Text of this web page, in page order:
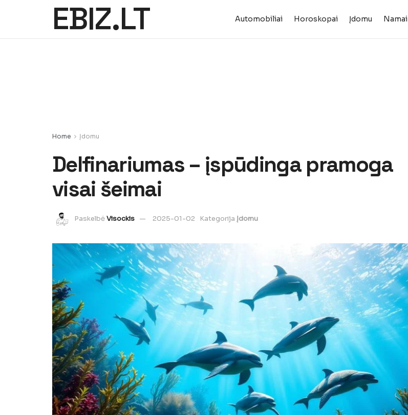
EBIZ.LT Automobiliai Horoskopai Įdomu Namai
Home Įdomu
Delfinariumas – įspūdinga pramoga
visai šeimai
PaskelbėVisockis 2025-01-02 Kategorija Įdomu